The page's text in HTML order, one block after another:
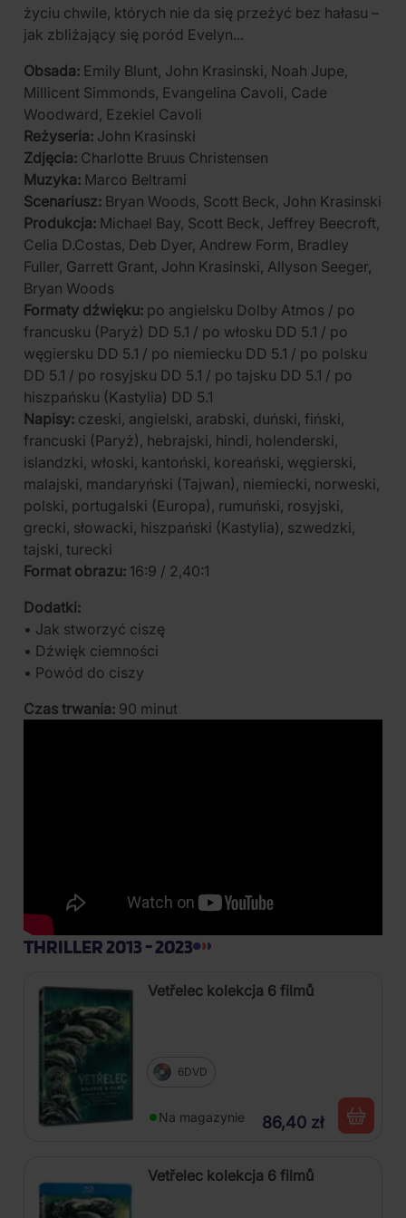
życiu chwile, których nie da się przeżyć bez hałasu –
jak zbliżający się poród Evelyn...
Obsada: Emily Blunt, John Krasinski, Noah Jupe,
Millicent Simmonds, Evangelina Cavoli, Cade
Woodward, Ezekiel Cavoli
Reżyseria: John Krasinski
Zdjęcia: Charlotte Bruus Christensen
Muzyka: Marco Beltrami
Scenariusz: Bryan Woods, Scott Beck, John Krasinski
Produkcja: Michael Bay, Scott Beck, Jeffrey Beecroft,
Celia D.Costas, Deb Dyer, Andrew Form, Bradley
Fuller, Garrett Grant, John Krasinski, Allyson Seeger,
Bryan Woods
Formaty dźwięku: po angielsku Dolby Atmos / po
francusku (Paryż) DD 5.1 / po włosku DD 5.1 / po
węgiersku DD 5.1 / po niemiecku DD 5.1 / po polsku
DD 5.1 / po rosyjsku DD 5.1 / po tajsku DD 5.1 / po
hiszpańsku (Kastylia) DD 5.1
Napisy: czeski, angielski, arabski, duński, fiński,
francuski (Paryż), hebrajski, hindi, holenderski,
islandzki, włoski, kantoński, koreański, węgierski,
malajski, mandaryński (Tajwan), niemiecki, norweski,
polski, portugalski (Europa), rumuński, rosyjski,
grecki, słowacki, hiszpański (Kastylia), szwedzki,
tajski, turecki
Format obrazu: 16:9 / 2,40:1
Dodatki:
• Jak stworzyć ciszę
• Dźwięk ciemności
• Powód do ciszy
Czas trwania: 90 minut
THRILLER 2013 - 2023
Vetřelec kolekcja 6 filmů
6DVD
Na magazynie 86,40 zł
Vetřelec kolekcja 6 filmů